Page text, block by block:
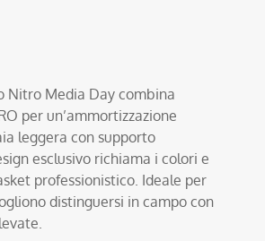
Nitro Media Day combina
per un’ammortizzazione
leggera con supporto
esclusivo richiama i colori e
professionistico. Ideale per
distinguersi in campo con